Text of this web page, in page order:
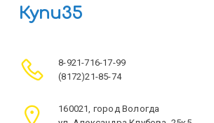
Купи35
8-921-716-17-99
(8172)21-85-74
160021, город Вологда